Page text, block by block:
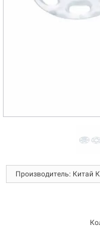
Производитель: Китай